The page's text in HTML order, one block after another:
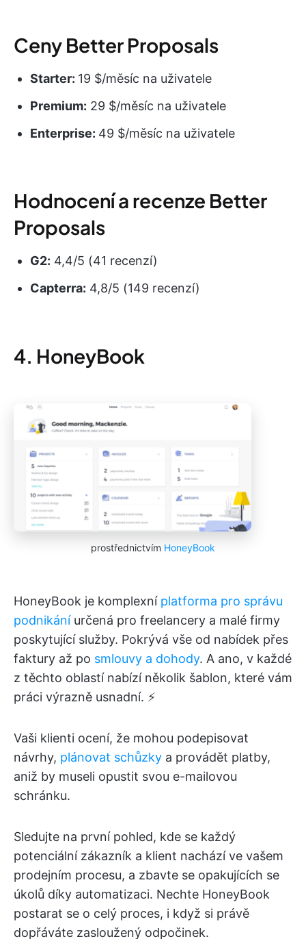
Ceny Better Proposals
Starter: 19 $/měsíc na uživatele
Premium: 29 $/měsíc na uživatele
Enterprise: 49 $/měsíc na uživatele
Hodnocení a recenze Better
Proposals
G2: 4,4/5 (41 recenzí)
Capterra: 4,8/5 (149 recenzí)
4. HoneyBook
prostřednictvím HoneyBook
HoneyBook je komplexní platforma pro správu
podnikáníurčená pro freelancery a malé firmy
poskytující služby. Pokrývá vše od nabídek přes
faktury až po smlouvy a dohody. A ano, v každé
z těchto oblastí nabízí několik šablon, které vám
práci výrazně usnadní. ⚡
Vaši klienti ocení, že mohou podepisovat
návrhy, plánovat schůzky a provádět platby,
aniž by museli opustit svou e-mailovou
schránku.
Sledujte na první pohled, kde se každý
potenciální zákazník a klient nachází ve vašem
prodejním procesu, a zbavte se opakujících se
úkolů díky automatizaci. Nechte HoneyBook
postarat se o celý proces, i když si právě
dopřáváte zasloužený odpočinek.